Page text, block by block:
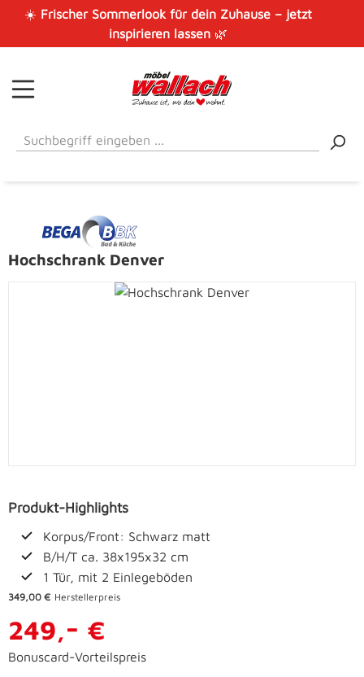
Zum Hauptinhalt springen
☀️ Frischer Sommerlook für dein Zuhause – jetzt
inspirieren lassen🌿
Bildergalerie überspringen
Hochschrank Denver
Produkt-Highlights
Korpus/Front: Schwarz matt
B/H/T ca. 38x195x32 cm
1 Tür, mit 2 Einlegeböden
349,00 € Herstellerpreis
249,- €
Bonuscard-Vorteilspreis